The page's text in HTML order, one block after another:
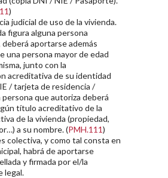
)
judicial de uso de la vivienda.
figura alguna persona
deberá aportarse además
una persona mayor de edad
junto con la
acreditativa de su identidad
/ tarjeta de residencia /
persona que autoriza deberá
título acreditativo de la
de la vivienda (propiedad,
a su nombre. (PMH.111)
colectiva, y como tal consta en
habrá de aportarse
y firmada por el/la
legal.